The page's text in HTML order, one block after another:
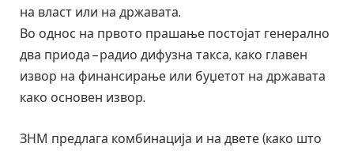
на власт или на државата.
Во однос на првото прашање постојат генерално
два приода – радио дифузна такса, како главен
извор на финансирање или буџетот на државата
како основен извор.
ЗНМ предлага комбинација и на двете (како што